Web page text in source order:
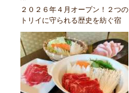
２０２６年４月オープン！２つの
トリイに守られる歴史を紡ぐ宿